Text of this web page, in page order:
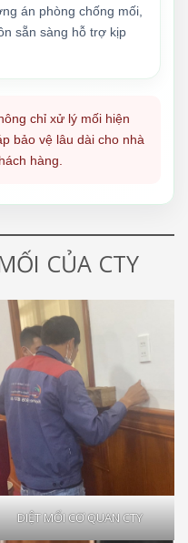
án phòng chống mối,
sẵn sàng hỗ trợ kịp
chỉ xử lý mối hiện
bảo vệ lâu dài cho nhà
hàng.
CỦA CTY
DIỆT MỐI CƠ QUAN CTY